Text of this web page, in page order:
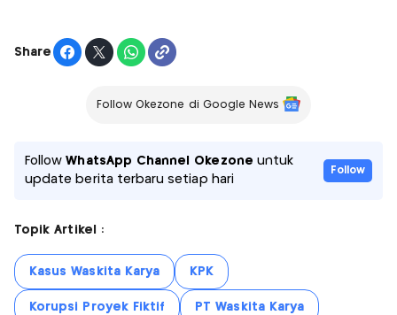
Share
Follow Okezone di Google News
FollowWhatsApp Channel Okezone untuk
update berita terbaru setiap hari
Follow
Topik Artikel :
Kasus Waskita Karya KPK
Korupsi Proyek Fiktif PT Waskita Karya